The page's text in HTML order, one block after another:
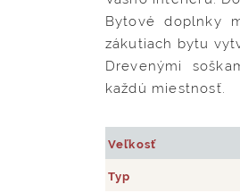
Bytové doplnky
zákutiach bytu
Drevenými
každú miestnosť.
Veľkosť
Typ